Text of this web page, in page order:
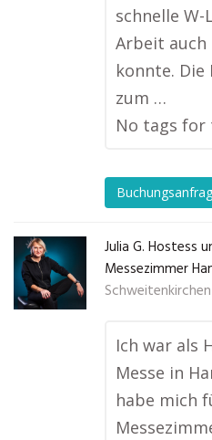
schnelle W-
Arbeit auch
konnte. Die
zum …
No tags for
Julia G. Hostess
Messezimmer
Schweitenkirchen
Ich war als
Messe in
habe mich